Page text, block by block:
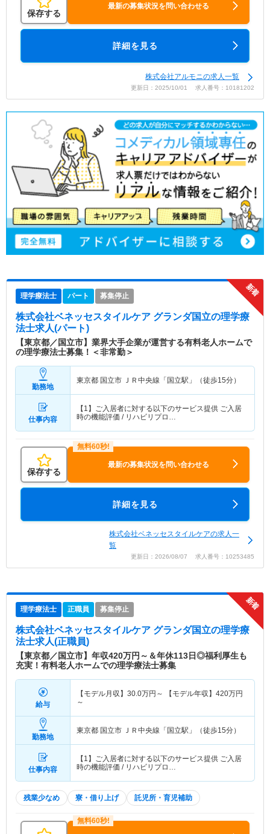
保存する
最新の募集状況を問い合わせる
詳細を見る
株式会社アルモニの求人一覧
更新日：2025/10/01 求人番号：10181202
理学療法士 パート 募集停止
株式会社ベネッセスタイルケア グランダ国立の理学療
法士求人(パート)
【東京都／国立市】業界大手企業が運営する有料老人ホームで
の理学療法士募集！＜非常勤＞
勤務地
東京都 国立市 ＪＲ中央線「国立駅」（徒歩15分）
仕事内容
【1】ご入居者に対する以下のサービス提供 ご入居
時の機能評価 / リハビリプロ…
保存する
最新の募集状況を問い合わせる
詳細を見る
株式会社ベネッセスタイルケアの求人一
覧
更新日：2026/08/07 求人番号：10253485
理学療法士 正職員 募集停止
株式会社ベネッセスタイルケア グランダ国立の理学療
法士求人(正職員)
【東京都／国立市】年収420万円～＆年休113日◎福利厚生も
充実！有料老人ホームでの理学療法士募集
給与
【モデル月収】 30.0万円～ 【モデル年収】 420万円
～
勤務地
東京都 国立市 ＪＲ中央線「国立駅」（徒歩15分）
仕事内容
【1】ご入居者に対する以下のサービス提供 ご入居
時の機能評価 / リハビリプロ…
残業少なめ 寮・借り上げ 託児所・育児補助